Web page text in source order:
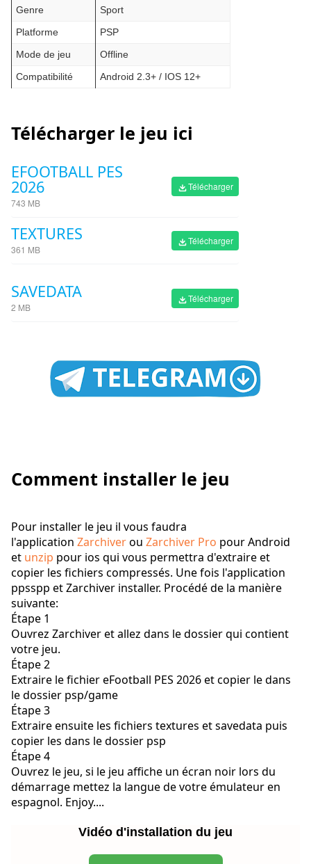
Genre
Sport
Platforme
PSP
Mode de jeu
Offline
Compatibilité
Android 2.3+ / IOS 12+
Télécharger le jeu ici
EFOOTBALL PES
2026
743 MB
Télécharger
TEXTURES
361 MB
Télécharger
SAVEDATA
2 MB
Télécharger
Comment installer le jeu
Pour installer le jeu il vous faudra
l'application Zarchiverou Zarchiver Pro pour Android
et unzip pour ios qui vous permettra d'extraire et
copier les fichiers compressés. Une fois l'application
ppsspp et Zarchiver installer. Procédé de la manière
suivante:
Étape 1
Ouvrez Zarchiver et allez dans le dossier qui contient
votre jeu.
Étape 2
Extraire le fichier eFootball PES 2026 et copier le dans
le dossier psp/game
Étape 3
Extraire ensuite les fichiers textures et savedata puis
copier les dans le dossier psp
Étape 4
Ouvrez le jeu, si le jeu affiche un écran noir lors du
démarrage mettez la langue de votre émulateur en
espagnol. Enjoy....
Vidéo d'installation du jeu